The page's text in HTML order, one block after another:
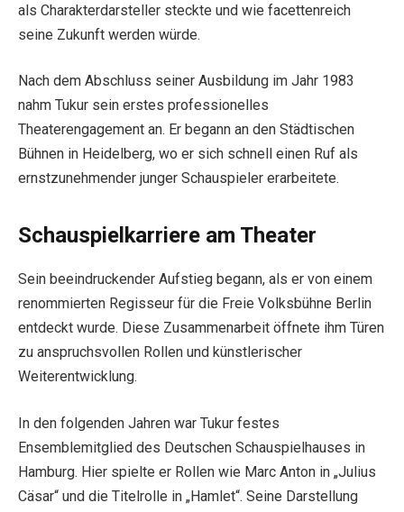
als Charakterdarsteller steckte und wie facettenreich
seine Zukunft werden würde.
Nach dem Abschluss seiner Ausbildung im Jahr 1983
nahm Tukur sein erstes professionelles
Theaterengagement an. Er begann an den Städtischen
Bühnen in Heidelberg, wo er sich schnell einen Ruf als
ernstzunehmender junger Schauspieler erarbeitete.
Schauspielkarriere am Theater
Sein beeindruckender Aufstieg begann, als er von einem
renommierten Regisseur für die Freie Volksbühne Berlin
entdeckt wurde. Diese Zusammenarbeit öffnete ihm Türen
zu anspruchsvollen Rollen und künstlerischer
Weiterentwicklung.
In den folgenden Jahren war Tukur festes
Ensemblemitglied des Deutschen Schauspielhauses in
Hamburg. Hier spielte er Rollen wie Marc Anton in „Julius
Cäsar“ und die Titelrolle in „Hamlet“. Seine Darstellung